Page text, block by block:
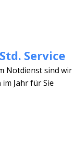
Service
Notdienst sind wir
Jahr für Sie